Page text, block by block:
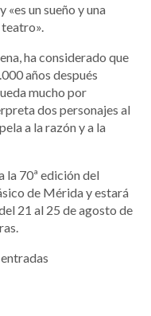
«es un sueño y una
ha considerado que
años después
mucho por
dos personajes al
a la razón y a la
la 70ª edición del
de Mérida y estará
21 al 25 de agosto de